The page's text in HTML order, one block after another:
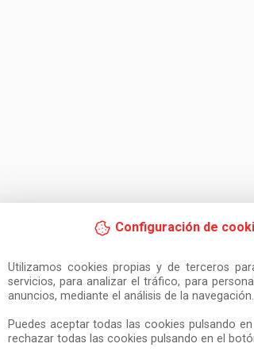
Configuración de
Utilizamos cookies propias y de terceros
servicios, para analizar el tráfico, para
anuncios, mediante el análisis de la navegación.
Puedes aceptar todas las cookies pulsando en
rechazar todas las cookies pulsando en el